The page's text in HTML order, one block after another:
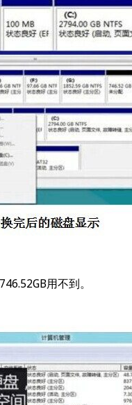
用不到。